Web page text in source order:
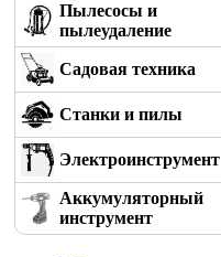
Пылесосы и
пылеудаление
Садовая техника
Станки и пилы
Электроинструмент
Аккумуляторный
инструмент